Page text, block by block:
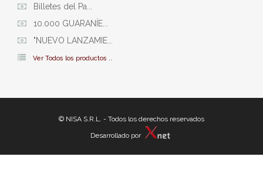
Billetes del Pa...
10.000 GUARANÍE...
"NUEVO LANZAMIE...
Ver Todos los productos ..
© NISA S.R.L. - Todos los derechos reservados
Desarrollado por